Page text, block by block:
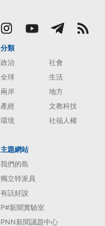
分類
政治
社會
全球
生活
兩岸
地方
產經
文教科技
環境
社福人權
主題網站
我們的島
獨立特派員
有話好說
P#新聞實驗室
PNN新聞議題中心